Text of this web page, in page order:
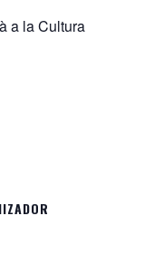
a la Cultura